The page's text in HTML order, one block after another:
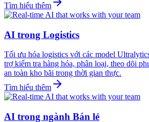
Tìm hiểu thêm
AI trong Logistics
Tối ưu hóa logistics với các model
trợ kiểm tra hàng hóa, phân loại, theo dõi
an toàn kho bãi trong thời gian thực.
Tìm hiểu thêm
AI trong ngành Bán lẻ